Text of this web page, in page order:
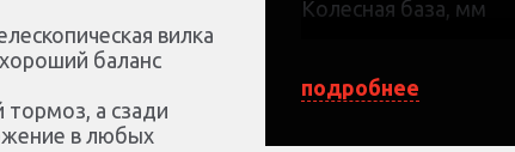
вилка
баланс
тормоз, а сзади
в любых
Колесная база, мм
скорость, км/ч
подробнее